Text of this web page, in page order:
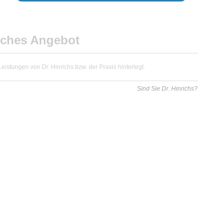
Angebot
von Dr. Hinrichs bzw. der Praxis hinterlegt.
Sind Sie Dr. Hinrichs?